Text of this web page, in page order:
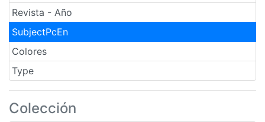
Revista - Año
SubjectPcEn
Colores
Type
Colección